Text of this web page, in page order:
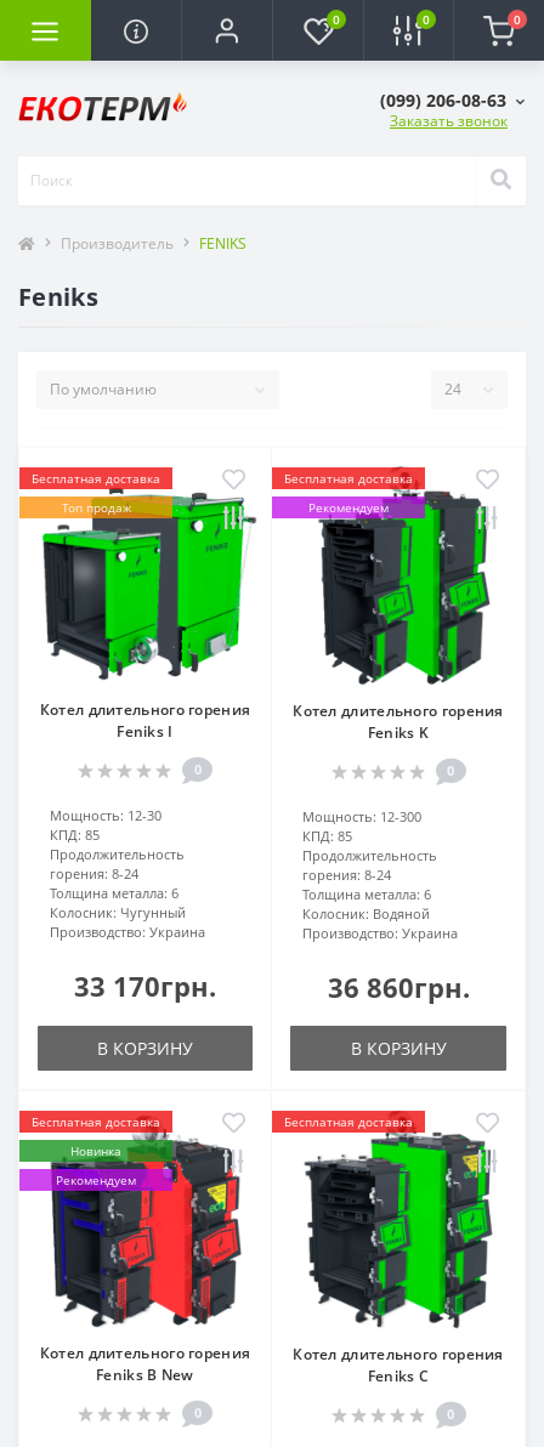
0 0 0
(099) 206-08-63
Заказать звонок
Производитель FENIKS
Feniks
Бесплатная доставка
Топ продаж
Котел длительного горения
Feniks I
0
Мощность: 12-30
КПД: 85
Продолжительность
горения: 8-24
Толщина металла: 6
Колосник: Чугунный
Производство: Украина
33 170грн.
В КОРЗИНУ
Бесплатная доставка
Рекомендуем
Котел длительного горения
Feniks K
0
Мощность: 12-300
КПД: 85
Продолжительность
горения: 8-24
Толщина металла: 6
Колосник: Водяной
Производство: Украина
36 860грн.
В КОРЗИНУ
Бесплатная доставка
Новинка
Рекомендуем
Котел длительного горения
Feniks B New
0
Бесплатная доставка
Котел длительного горения
Feniks C
0